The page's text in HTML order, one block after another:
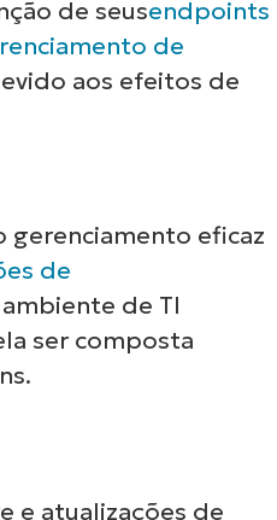
de seusendpoints
de
aos efeitos de
gerenciamento eficaz
de
de TI
ser composta
e atualizações de